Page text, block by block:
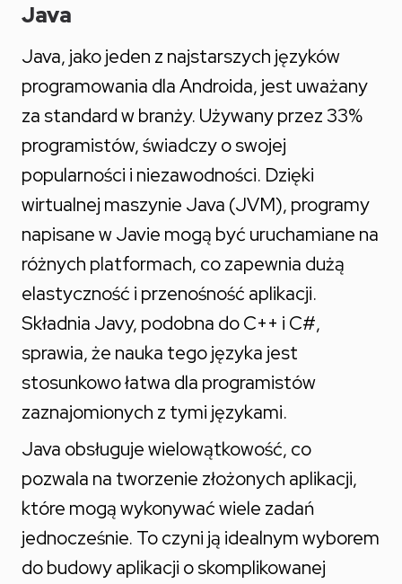
Java
Java, jako jeden z najstarszych języków
programowania dla Androida, jest uważany
za standard w branży. Używany przez 33%
programistów, świadczy o swojej
popularności i niezawodności. Dzięki
wirtualnej maszynie Java (JVM), programy
napisane w Javie mogą być uruchamiane na
różnych platformach, co zapewnia dużą
elastyczność i przenośność aplikacji.
Składnia Javy, podobna do C++ i C#,
sprawia, że nauka tego języka jest
stosunkowo łatwa dla programistów
zaznajomionych z tymi językami.
Java obsługuje wielowątkowość, co
pozwala na tworzenie złożonych aplikacji,
które mogą wykonywać wiele zadań
jednocześnie. To czyni ją idealnym wyborem
do budowy aplikacji o skomplikowanej